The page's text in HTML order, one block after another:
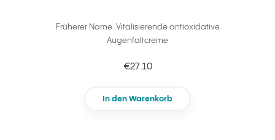
Früherer Name: Vitalisierende antioxidative
Augenfaltcreme
€27.10
In den Warenkorb